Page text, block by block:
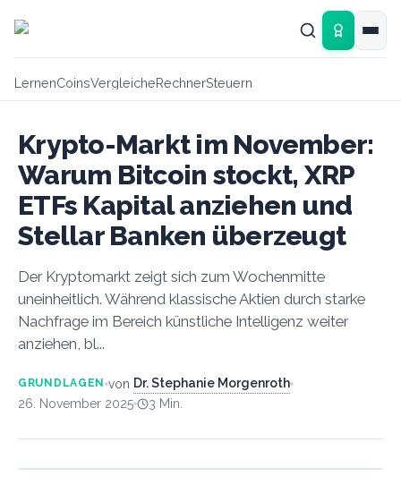
LernenCoinsVergleicheRechnerSteuern
Krypto-Markt im November:
Warum Bitcoin stockt, XRP
ETFs Kapital anziehen und
Stellar Banken überzeugt
Der Kryptomarkt zeigt sich zum Wochenmitte
uneinheitlich. Während klassische Aktien durch starke
Nachfrage im Bereich künstliche Intelligenz weiter
anziehen, bl...
GRUNDLAGEN von Dr. Stephanie Morgenroth
26. November 2025
3 Min.